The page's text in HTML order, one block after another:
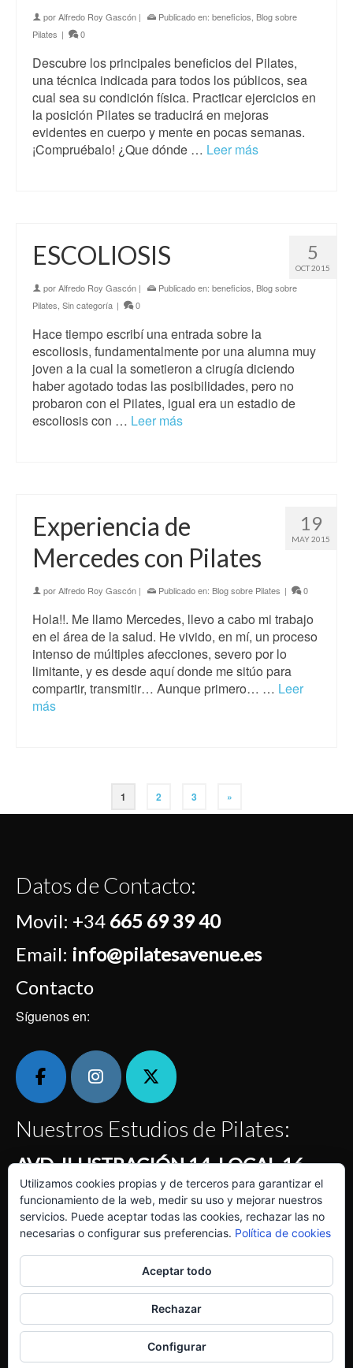
porAlfredo Roy Gascón | Publicado en: beneficios Blog sobre
Pilates | 0
Descubre los principales beneficios del Pilates,
una técnica indicada para todos los públicos, sea
cual sea su condición física. Practicar ejercicios en
la posición Pilates se traducirá en mejoras
evidentes en cuerpo y mente en pocas semanas.
¡Compruébalo! ¿Que dónde … Leer más
5
OCT 2015
ESCOLIOSIS
porAlfredo Roy Gascón | Publicado en: beneficios Blog sobre
Pilates Sin categoría | 0
Hace tiempo escribí una entrada sobre la
escoliosis, fundamentalmente por una alumna muy
joven a la cual la sometieron a cirugía diciendo
haber agotado todas las posibilidades, pero no
probaron con el Pilates, igual era un estadio de
escoliosis con … Leer más
19
MAY 2015
Experiencia de
Mercedes con Pilates
porAlfredo Roy Gascón | Publicado en: Blog sobre Pilates | 0
Hola!!. Me llamo Mercedes, llevo a cabo mi trabajo
en el área de la salud. He vivido, en mí, un proceso
intenso de múltiples afecciones, severo por lo
limitante, y es desde aquí donde me sitúo para
compartir, transmitir… Aunque primero… … Leer
más
1 2 3 »
Datos de Contacto:
Movil: +34 665 69 39 40
Email: info@pilatesavenue.es
Contacto
Síguenos en:
Nuestros Estudios de Pilates:
AVD. ILUSTRACIÓN 14, LOCAL 16
Centro Comercial Montecanal Horario: de 7:30 a 22
horas
Calle KENTYA, LOCAL 7
En los bajos de la Clínica Quirón La Floresta Horario: de
7:30 a 22 horas
Inicio Localiza nuestro centro de Pilates BLOG
© 2026 Pilates Avenue Zaragoza | Powered byMSalasKreación Web
Utilizamos cookies propias y de terceros para garantizar el
funcionamiento de la web, medir su uso y mejorar nuestros
servicios. Puede aceptar todas las cookies, rechazar las no
necesarias o configurar sus preferencias. Política de cookies
Aceptar todo
Rechazar
Configurar